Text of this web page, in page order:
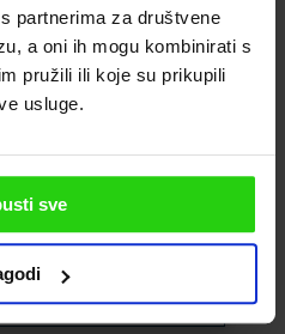
partnerima za društvene
a oni ih mogu kombinirati s
pružili ili koje su prikupili
usluge.
sve
Sie unseren